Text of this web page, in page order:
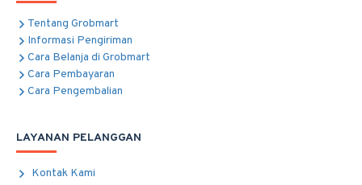
Tentang Grobmart
Informasi Pengiriman
Cara Belanja di Grobmart
Cara Pembayaran
Cara Pengembalian
LAYANAN PELANGGAN
Kontak Kami